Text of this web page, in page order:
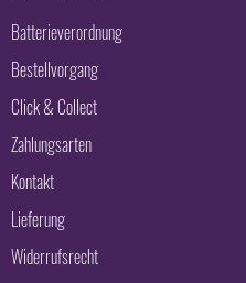
Batterieverordnung
Bestellvorgang
Click & Collect
Zahlungsarten
Kontakt
Lieferung
Widerrufsrecht